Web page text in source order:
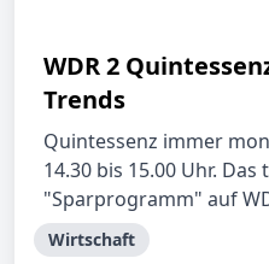
WDR 2
Trends
Quintessenz immer
14.30 bis 15.00 Uhr. Das
"Sparprogramm" auf
Wirtschaft